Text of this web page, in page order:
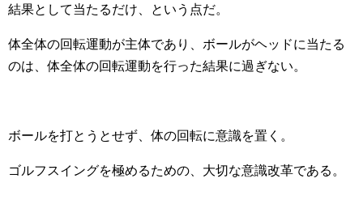
結果として当たるだけ、という点だ。
体全体の回転運動が主体であり、ボールがヘッドに当たる
のは、体全体の回転運動を行った結果に過ぎない。
ボールを打とうとせず、体の回転に意識を置く。
ゴルフスイングを極めるための、大切な意識改革である。